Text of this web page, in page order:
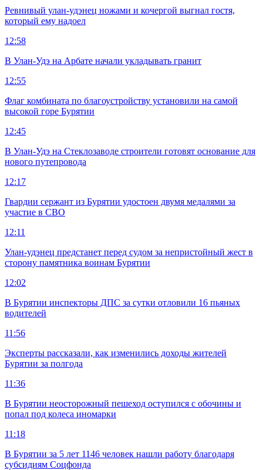
Ревнивый улан-удэнец ножами и кочергой выгнал гостя,
который ему надоел
12:58
В Улан-Удэ на Арбате начали укладывать гранит
12:55
Флаг комбината по благоустройству установили на самой
высокой горе Бурятии
12:45
В Улан-Удэ на Стеклозаводе строители готовят основание для
нового путепровода
12:17
Гвардии сержант из Бурятии удостоен двумя медалями за
участие в СВО
12:11
Улан-удэнец предстанет перед судом за непристойный жест в
сторону памятника воинам Бурятии
12:02
В Бурятии инспекторы ДПС за сутки отловили 16 пьяных
водителей
11:56
Эксперты рассказали, как изменились доходы жителей
Бурятии за полгода
11:36
В Бурятии неосторожный пешеход оступился с обочины и
попал под колеса иномарки
11:18
В Бурятии за 5 лет 1146 человек нашли работу благодаря
субсидиям Соцфонда